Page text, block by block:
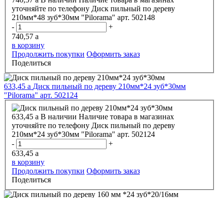
уточняйте по телефону Диск пильный по дереву
210мм*48 зуб*30мм "Pilorama" арт. 502148
-
+
740,57 a
в корзину
Продолжить покупки Оформить заказ
Поделиться
633,45 a Диск пильный по дереву 210мм*24 зуб*30мм
"Pilorama" арт. 502124
633,45 a В наличии Наличие товара в магазинах
уточняйте по телефону Диск пильный по дереву
210мм*24 зуб*30мм "Pilorama" арт. 502124
-
+
633,45 a
в корзину
Продолжить покупки Оформить заказ
Поделиться